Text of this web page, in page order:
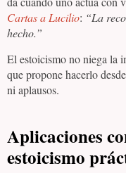
Cartas a Lucilio: “La
hecho.”
El estoicismo no niega la
que propone hacerlo
ni aplausos.
Aplicaciones
estoicismo